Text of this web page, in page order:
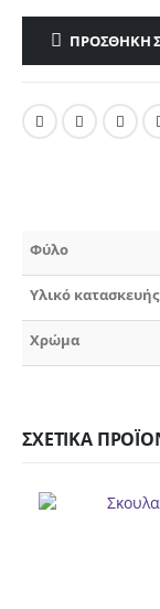
ΠΡΟΣΘΉΚΗ
Φύλο
Υλικό κατασκευής
Χρώμα
ΣΧΕΤΙΚΆ